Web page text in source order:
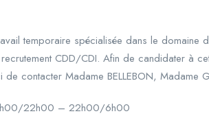
temporaire spécialisée dans le
recrutement CDD/CDI. Afin de candidater
de contacter Madame BELLEBON,
22h00 – 22h00/6h00